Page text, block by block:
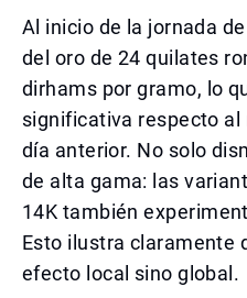
Al inicio de la jornada
del oro de 24 quilates
dirhams por gramo, lo
significativa respecto al
día anterior. No solo
de alta gama: las
14K también
Esto ilustra claramente
efecto local sino global.